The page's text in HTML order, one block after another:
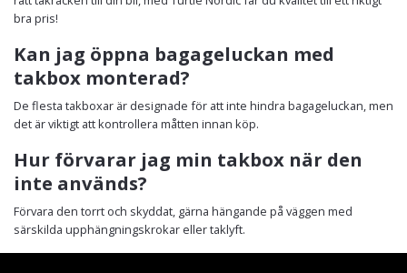
bra pris!
Kan jag öppna bagageluckan med
takbox monterad?
De flesta takboxar är designade för att inte hindra bagageluckan, men
det är viktigt att kontrollera måtten innan köp.
Hur förvarar jag min takbox när den
inte används?
Förvara den torrt och skyddat, gärna hängande på väggen med
särskilda upphängningskrokar eller taklyft.